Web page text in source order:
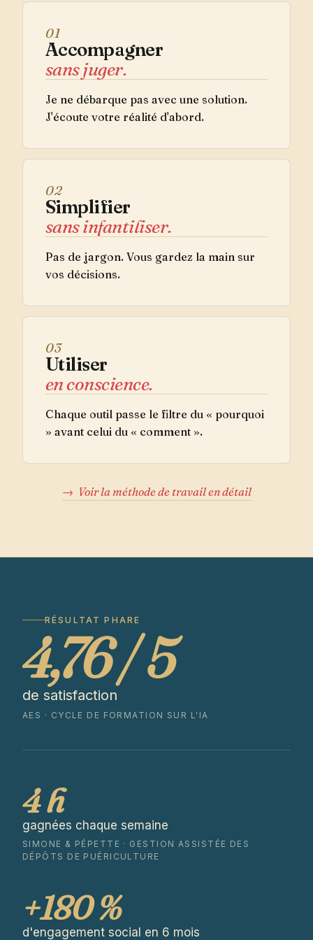
01
Accompagner
sans juger.
Je ne débarque pas avec une solution.
J'écoute votre réalité d'abord.
02
Simplifier
sans infantiliser.
Pas de jargon. Vous gardez la main sur
vos décisions.
03
Utiliser
en conscience.
Chaque outil passe le filtre du « pourquoi
» avant celui du « comment ».
→ Voir la méthode de travail en détail
RÉSULTAT PHARE
4,76 / 5
de satisfaction
AES · CYCLE DE FORMATION SUR L'IA
4 h
gagnées chaque semaine
SIMONE & PÉPETTE · GESTION ASSISTÉE DES
DÉPÔTS DE PUÉRICULTURE
+180 %
d'engagement social en 6 mois